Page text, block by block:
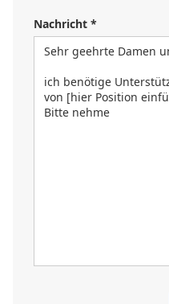
Nachricht *